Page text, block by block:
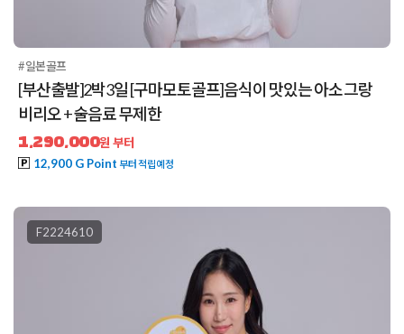
#일본골프
[부산출발]2박3일 [구마모토골프]음식이 맛있는 아소 그랑
비리오 + 술음료 무제한
1,290,000원 부터
12,900 G Point 부터 적립예정
F2224610